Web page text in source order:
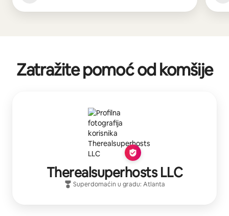
Zatražite pomoć od komšije
Therealsuperhosts LLC
Superdomaćin u gradu: Atlanta